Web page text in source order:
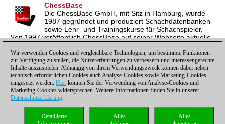
ChessBase
Die ChessBase GmbH, mit Sitz in Hamburg, wurde
1987 gegründet und produziert Schachdatenbanken
sowie Lehr- und Trainingskurse für Schachspieler.
Seit 1997 veröffentlich ChessBase auf seiner Webseite aktuelle
inzwischen in vier Sprachen und gilt weltweit als wichtigste
Schachnachrichtenseite.
Datenschutzhinweis| Kontakt| |Lizenzen
Wir verwenden Cookies und vergleichbare Technologien, um bestimmte Funktionen
zur Verfügung zu stellen, die Nutzererfahrungen zu verbessern und interessengerechte
Inhalte auszuspielen. Abhängig von ihrem Verwendungszweck können dabei neben
technisch erforderlichen Cookies auch Analyse-Cookies sowie Marketing-Cookies
eingesetzt werden. Hier können Sie der Verwendung von Analyse-Cookies und
Marketing-Cookies widersprechen. Weitere Informationen finden Sie in unserer
Datenschutzerklärung.
Alles
Alles
Detaillierte